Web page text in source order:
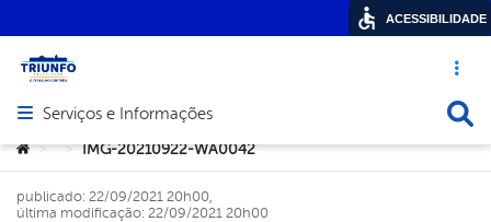
Acesso
Abrir menu principal de navegação
Serviços e Informações
Você está aqui:
> > IMG-20210922-WA0042
publicado: 22/09/2021 20h00,
última modificação: 22/09/2021 20h00
ACESSIBILIDADE